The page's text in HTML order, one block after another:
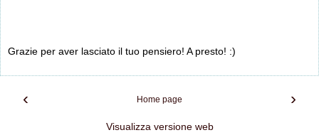
Grazie per aver lasciato il tuo pensiero! A presto! :)
‹ ›
Home page
Visualizza versione web